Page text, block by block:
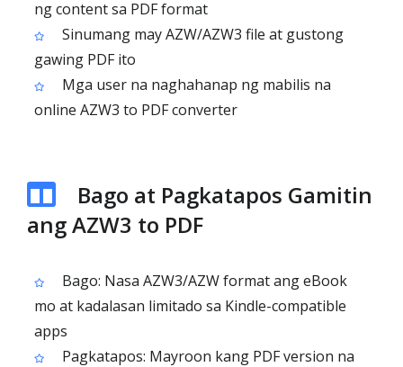
ng content sa PDF format
Sinumang may AZW/AZW3 file at gustong
gawing PDF ito
Mga user na naghahanap ng mabilis na
online AZW3 to PDF converter
Bago at Pagkatapos Gamitin
ang AZW3 to PDF
Bago: Nasa AZW3/AZW format ang eBook
mo at kadalasan limitado sa Kindle-compatible
apps
Pagkatapos: Mayroon kang PDF version na